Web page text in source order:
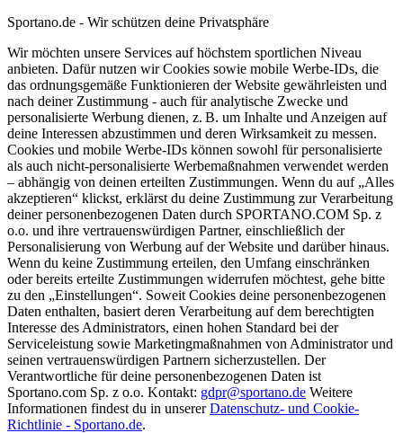
Sportano.de - Wir schützen deine Privatsphäre
Wir möchten unsere Services auf höchstem sportlichen Niveau
anbieten. Dafür nutzen wir Cookies sowie mobile Werbe-IDs, die
das ordnungsgemäße Funktionieren der Website gewährleisten und
nach deiner Zustimmung - auch für analytische Zwecke und
personalisierte Werbung dienen, z. B. um Inhalte und Anzeigen auf
deine Interessen abzustimmen und deren Wirksamkeit zu messen.
Cookies und mobile Werbe-IDs können sowohl für personalisierte
als auch nicht-personalisierte Werbemaßnahmen verwendet werden
– abhängig von deinen erteilten Zustimmungen. Wenn du auf „Alles
akzeptieren“ klickst, erklärst du deine Zustimmung zur Verarbeitung
deiner personenbezogenen Daten durch SPORTANO.COM Sp. z
o.o. und ihre vertrauenswürdigen Partner, einschließlich der
Personalisierung von Werbung auf der Website und darüber hinaus.
Wenn du keine Zustimmung erteilen, den Umfang einschränken
oder bereits erteilte Zustimmungen widerrufen möchtest, gehe bitte
zu den „Einstellungen“. Soweit Cookies deine personenbezogenen
Daten enthalten, basiert deren Verarbeitung auf dem berechtigten
Interesse des Administrators, einen hohen Standard bei der
Serviceleistung sowie Marketingmaßnahmen von Administrator und
seinen vertrauenswürdigen Partnern sicherzustellen. Der
Verantwortliche für deine personenbezogenen Daten ist
Sportano.com Sp. z o.o. Kontakt: gdpr@sportano.de Weitere
Informationen findest du in unsererDatenschutz- und Cookie-
Richtlinie - Sportano.de.